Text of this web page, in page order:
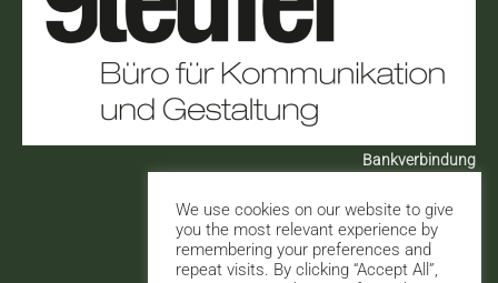
Bankverbindung
IBAN: AT143 446 0000 0581 2284
BIC: RZOOAT2L460
We use cookies on our website to give
you the most relevant experience by
remembering your preferences and
repeat visits. By clicking “Accept All”,